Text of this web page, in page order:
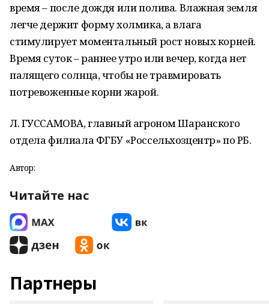
время – после дождя или полива. Влажная земля
легче держит форму холмика, а влага
стимулирует моментальный рост новых корней.
Время суток – раннее утро или вечер, когда нет
палящего солнца, чтобы не травмировать
потревоженные корни жарой.
Л. ГУССАМОВА, главный агроном Шаранского
отдела филиала ФГБУ «Россельхозцентр» по РБ.
Автор:
Читайте нас
Партнеры